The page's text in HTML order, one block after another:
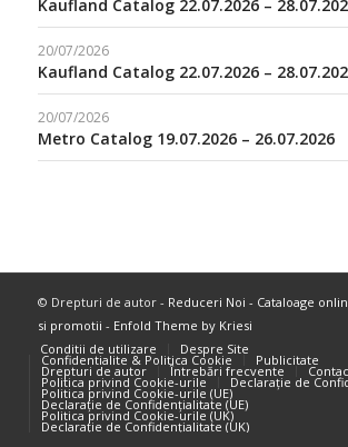
Kaufland Catalog 22.07.2026 –
20/07/2026
Kaufland Catalog 22.07.2026 –
20/07/2026
Metro Catalog 19.07.2026 – 26.07.2026
© Drepturi de autor - Reduceri Noi - Cataloage
si promotii - Enfold Theme by Kriesi
Conditii de utilizare
Despre Site
Confidentialite & Politica Cookie Publicitate
Drepturi de autor Întrebări frecvente
Politica privind Cookie-urile Declarație de
Politica privind Cookie-urile (UE)
Declarație de Confidențialitate (UE)
Politica privind Cookie-urile (UK)
Declarație de Confidențialitate (UK)